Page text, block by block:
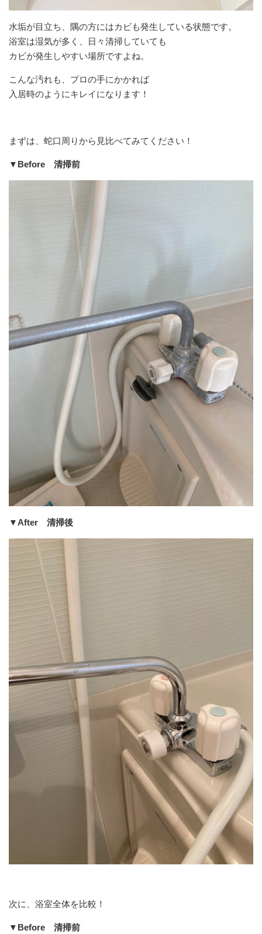
水垢が目立ち、隅の方にはカビも発生している状態です。
浴室は湿気が多く、日々清掃していても
カビが発生しやすい場所ですよね。
こんな汚れも、プロの手にかかれば
入居時のようにキレイになります！
まずは、蛇口周りから見比べてみてください！
▼Before 清掃前
▼After 清掃後
次に、浴室全体を比較！
▼Before 清掃前